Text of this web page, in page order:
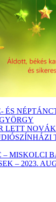
ÉS
LETT
– MISKOLCI
– 2023.